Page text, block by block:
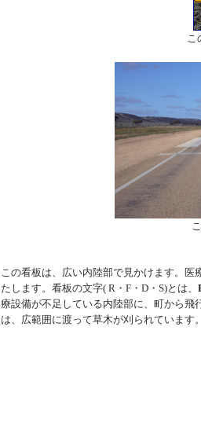
こ
この看板は、広い内陸部で見かけます。
たします。看板の文字( R・F・D・S)とは、
療設備が不足している内陸部に、町から飛
は、広範囲に渡って草木が刈られています